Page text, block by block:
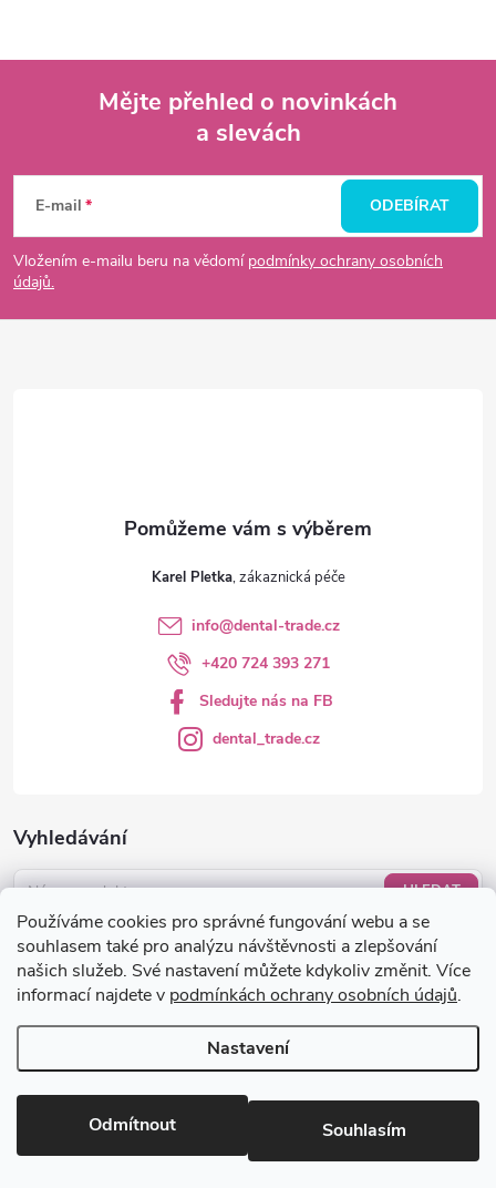
Používáme cookies pro správné fungování webu a se
souhlasem také pro analýzu návštěvnosti a zlepšování
našich služeb. Své nastavení můžete kdykoliv změnit. Více
informací najdete v podmínkách ochrany osobních údajů.
Nastavení
Odmítnout Souhlasím
p
a
Mějte přehled o novinkách
a slevách
E-mail
Vložením e-mailu beru na vědomí podmínky ochrany osobních
údajů.
ODEBÍRAT
Vyhledávání
HLEDAT
Nákupní košík
0KS /0 KČ
Karel Pletka
info@dental-trade.cz
+420 724 393 271
Sledujte nás na FB
dental_trade.cz
Copyright 2026dental-trade.cz. Všechna práva vyhrazena.Upravit
nastavení cookies